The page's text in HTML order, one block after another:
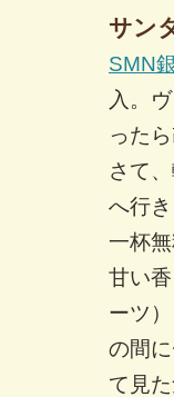
サン
SMN
入。
った
さて
へ行
一杯
甘い
ーツ
の間
て見